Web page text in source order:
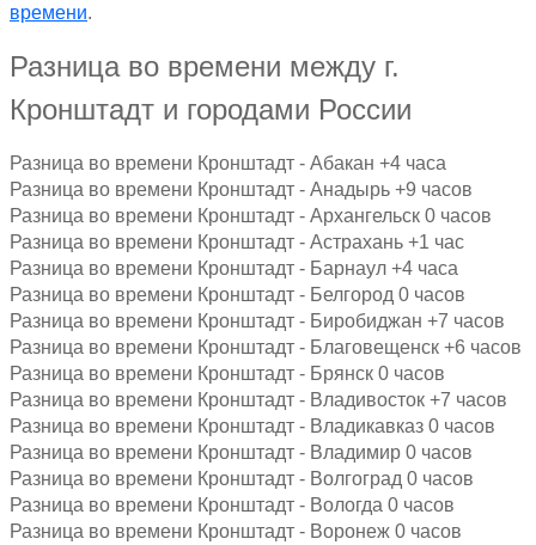
времени.
Разница во времени между г.
Кронштадт и городами России
Разница во времени Кронштадт - Абакан +4 часа
Разница во времени Кронштадт - Анадырь +9 часов
Разница во времени Кронштадт - Архангельск 0 часов
Разница во времени Кронштадт - Астрахань +1 час
Разница во времени Кронштадт - Барнаул +4 часа
Разница во времени Кронштадт - Белгород 0 часов
Разница во времени Кронштадт - Биробиджан +7 часов
Разница во времени Кронштадт - Благовещенск +6 часов
Разница во времени Кронштадт - Брянск 0 часов
Разница во времени Кронштадт - Владивосток +7 часов
Разница во времени Кронштадт - Владикавказ 0 часов
Разница во времени Кронштадт - Владимир 0 часов
Разница во времени Кронштадт - Волгоград 0 часов
Разница во времени Кронштадт - Вологда 0 часов
Разница во времени Кронштадт - Воронеж 0 часов